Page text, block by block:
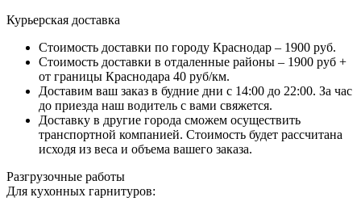
Курьерская доставка
Стоимость доставки по городу Краснодар – 1900 руб.
Стоимость доставки в отдаленные районы – 1900 руб +
от границы Краснодара 40 руб/км.
Доставим ваш заказ в будние дни с 14:00 до 22:00. За час
до приезда наш водитель с вами свяжется.
Доставку в другие города сможем осуществить
транспортной компанией. Стоимость будет рассчитана
исходя из веса и объема вашего заказа.
Разгрузочные работы
Для кухонных гарнитуров: